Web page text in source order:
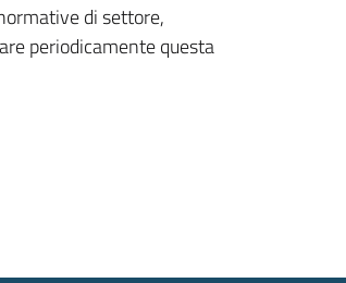
di settore,
periodicamente questa